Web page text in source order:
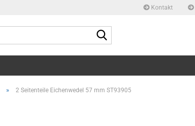
Kontakt
» 2 Seitenteile Eichenwedel 57 mm ST93905